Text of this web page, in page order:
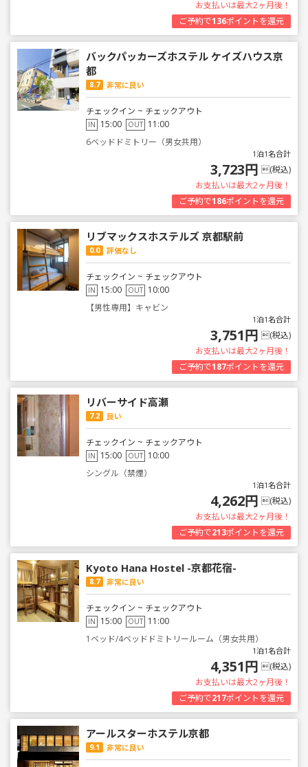
お支払いは最大2ヶ月後！
ご予約で136ポイントを還元
バックパッカーズホステル ケイズハウス京
都
8.7 非常に良い
チェックイン ~ チェックアウト
IN 15:00 OUT 11:00
6ベッドドミトリー（男女共用）
1泊1名合計
3,723円 (税込)
お支払いは最大2ヶ月後！
ご予約で186ポイントを還元
リブマックスホステルズ 京都駅前
0.0 評価なし
チェックイン ~ チェックアウト
IN 15:00 OUT 10:00
【男性専用】キャビン
1泊1名合計
3,751円 (税込)
お支払いは最大2ヶ月後！
ご予約で187ポイントを還元
リバーサイド高瀬
7.2 良い
チェックイン ~ チェックアウト
IN 15:00 OUT 10:00
シングル（禁煙）
1泊1名合計
4,262円 (税込)
お支払いは最大2ヶ月後！
ご予約で213ポイントを還元
Kyoto Hana Hostel -京都花宿-
8.7 非常に良い
チェックイン ~ チェックアウト
IN 15:00 OUT 11:00
1ベッド/4ベッドドミトリールーム（男女共用）
1泊1名合計
4,351円 (税込)
お支払いは最大2ヶ月後！
ご予約で217ポイントを還元
アールスターホステル京都
9.1 非常に良い